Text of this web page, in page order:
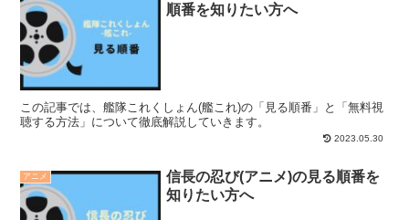
順番を知りたい方へ
この記事では、艦隊これくしょん(艦これ)の「見る順番」と「無料視
聴する方法」について徹底解説していきます。
2023.05.30
アニメ
信長の忍び(アニメ)の見る順番を
知りたい方へ